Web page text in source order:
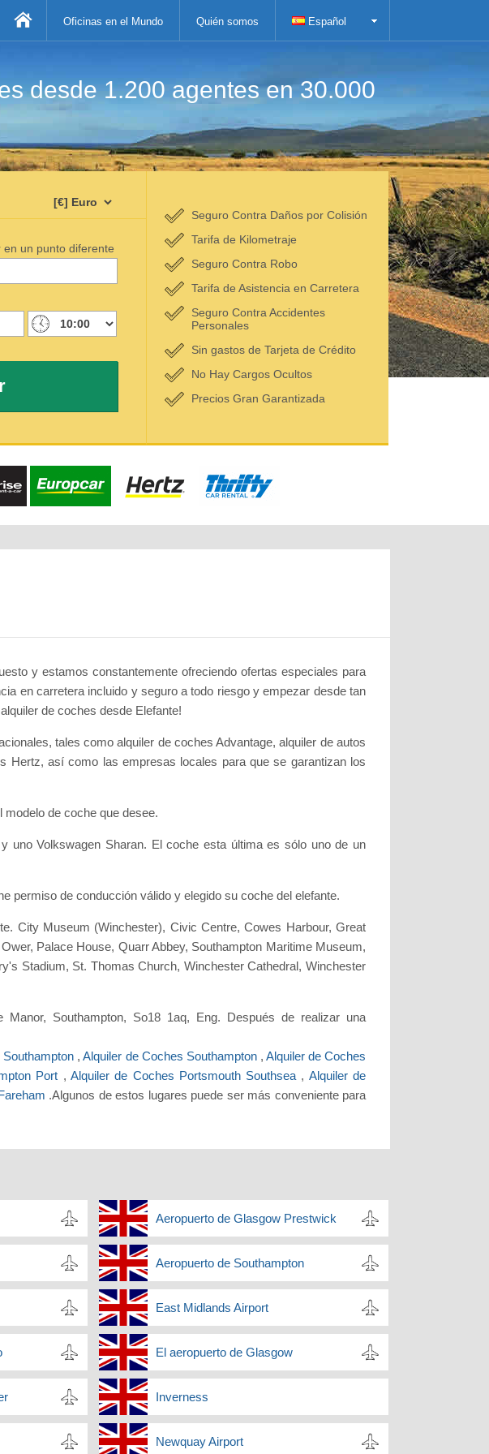
Oficinas en el Mundo Quién somos Español
desde 1.200 agentes en 30.000
en un punto diferente
Seguro Contra Daños por Colisión
Tarifa de Kilometraje
Seguro Contra Robo
Tarifa de Asistencia en Carretera
Seguro Contra Accidentes
Personales
Sin gastos de Tarjeta de Crédito
No Hay Cargos Ocultos
Precios Gran Garantizada
y estamos constantemente ofreciendo ofertas especiales para
en carretera incluido y seguro a todo riesgo y empezar desde tan
de coches desde Elefante!
tales como alquiler de coches Advantage, alquiler de autos
Hertz, así como las empresas locales para que se garantizan los
de coche que desee.
uno Volkswagen Sharan. El coche esta última es sólo uno de un
permiso de conducción válido y elegido su coche del elefante.
City Museum (Winchester), Civic Centre, Cowes Harbour, Great
Palace House, Quarr Abbey, Southampton Maritime Museum,
Stadium, St. Thomas Church, Winchester Cathedral, Winchester
Southampton, So18 1aq, Eng. Después de realizar una
,Alquiler de Coches Southampton , Alquiler de Coches
Port , Alquiler de Coches Portsmouth Southsea , Alquiler de
.Algunos de estos lugares puede ser más conveniente para
Aeropuerto de Glasgow Prestwick
Aeropuerto de Southampton
East Midlands Airport
El aeropuerto de Glasgow
Inverness
Newquay Airport